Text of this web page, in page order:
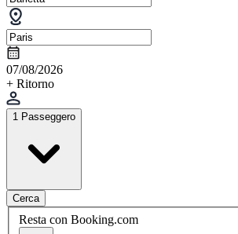
07/08/2026
+ Ritorno
1 Passeggero
Cerca
Resta con Booking.com